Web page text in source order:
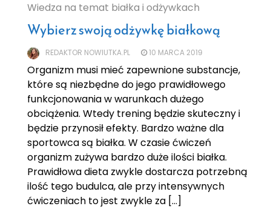
Wiedza na temat białka i odżywkach
Wybierz swoją odżywkę białkową
REDAKTOR NOWIUTKA.PL 10 MARCA 2019
Organizm musi mieć zapewnione substancje,
które są niezbędne do jego prawidłowego
funkcjonowania w warunkach dużego
obciążenia. Wtedy trening będzie skuteczny i
będzie przynosił efekty. Bardzo ważne dla
sportowca są białka. W czasie ćwiczeń
organizm zużywa bardzo duże ilości białka.
Prawidłowa dieta zwykle dostarcza potrzebną
ilość tego budulca, ale przy intensywnych
ćwiczeniach to jest zwykle za […]